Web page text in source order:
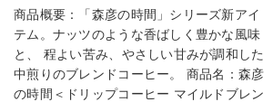
商品概要：「森彦の時間」シリーズ新アイ
テム。ナッツのような香ばしく豊かな風味
と、 程よい苦み、やさしい甘みが調和した
中煎りのブレンドコーヒー。 商品名：森彦
の時間＜ドリップコーヒー マイルドブレン